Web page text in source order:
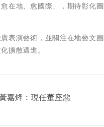
在地、愈國際」，期待彰化
表演藝術，並關注在地藝文
擴散邁進。
嘉烽：現任董座惡